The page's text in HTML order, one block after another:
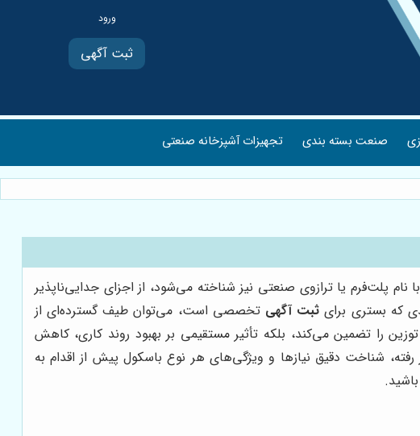
ثبت آگهی
صنعت بسته بندی تجهیزات آشپزخانه صنعتی
پلت‌فرم یا ترازوی صنعتی نیز شناخته می‌شود، از اجزای جدایی‌ناپذیر
که بستری برای ثبت آگهی تخصصی است، می‌توان طیف گسترده‌ای از
را تضمین می‌کند، بلکه تأثیر مستقیمی بر بهبود روند کاری، کاهش
شناخت دقیق نیازها و ویژگی‌های هر نوع باسکول پیش از اقدام به